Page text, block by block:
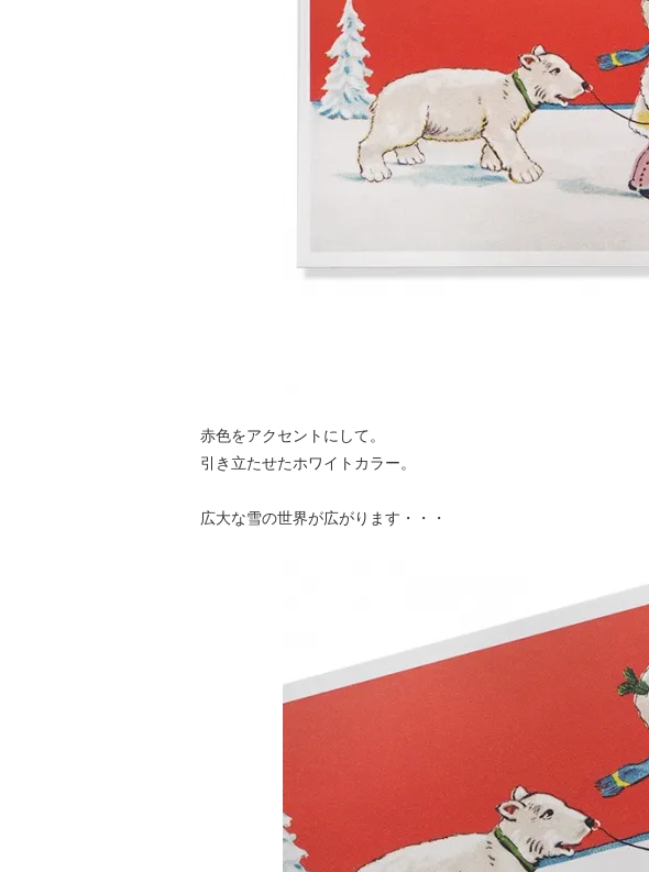
赤色をアクセントにして。
引き立たせたホワイトカラー。
広大な雪の世界が広がります・・・